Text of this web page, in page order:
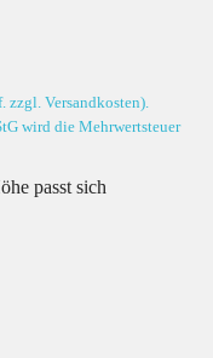
zzgl. Versandkosten).
wird die Mehrwertsteuer
passt sich